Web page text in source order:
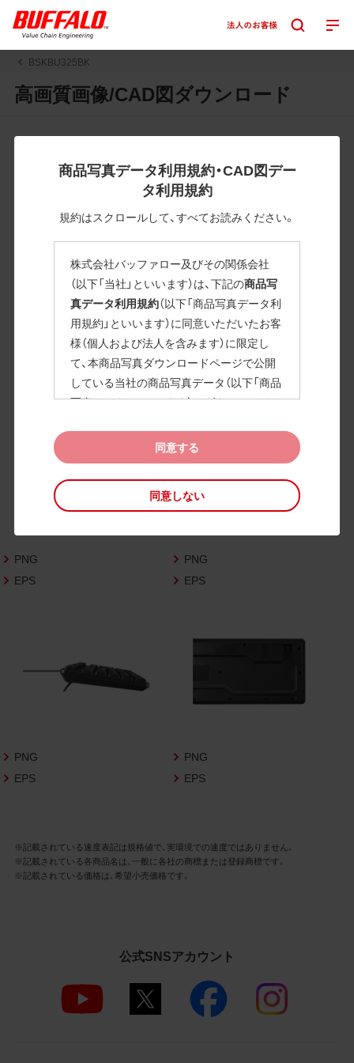
BSKBU325BK
高画質画像/CAD図ダウンロード
商品写真データ利用規約・CAD図デー
タ利用規約
規約はスクロールして、すべてお読みください。
株式会社バッファロー及びその関係会社
（以下「当社」といいます）は、下記の商品写
真データ利用規約（以下「商品写真データ利
用規約」といいます）に同意いただいたお客
様（個人および法人を含みます）に限定し
て、本商品写真ダウンロードページで公開
している当社の商品写真データ（以下「商品
写真データ」といいます）のダウンロードお
また、当社は、下記のCAD図データ利用規約
（以下「CAD図データ利用規約」といいます）
に同意いただいたお客様に限定して、本CA
D図ダウンロードページで公開している当
いいます）の利用を許諾いたします。
お客様が「同意する」ボタンをクリックされ
た場合、商品写真データ利用規約及びCAD
なお、商品写真データ利用規約及びCAD図
データ利用規約の記載事項は予告なく変更
されることがあります。各データをダウン
商品写真データ利用規約
2.利用許諾
の報道・解説に利用する場合に限り商品写
ます。当社からの個別の同意を得た場合を
除き、上記の目的、利用方法以外に商品写真
同意する
同意しない
すと圧縮ファイルのダウンロードが始まります。
JPEG・EPSファイルにはパスが設定されています。画像編集
の際に便利です。PNG画像は原則として背景を透過したもの
を提供しています。
掲載データ「JPEG、PNG : 低解像度(RGBカラー)」 「EPS : 高
解像度(CMYKカラー)」
BSKBU325BK
高画質画像
PNG
EPS
PNG
EPS
PNG
EPS
PNG
EPS
※記載されている速度表記は規格値で、実環境での速度ではありません。
※記載されている各商品名は、一般に各社の商標または登録商標です。
※記載されている価格は、希望小売価格です。
公式SNSアカウント